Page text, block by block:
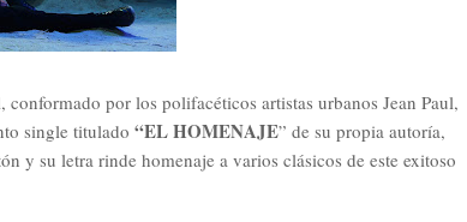
conformado por los polifacéticos artistas urbanos Jean Paul,
single titulado “EL HOMENAJE” de su propia autoría,
y su letra rinde homenaje a varios clásicos de este exitoso